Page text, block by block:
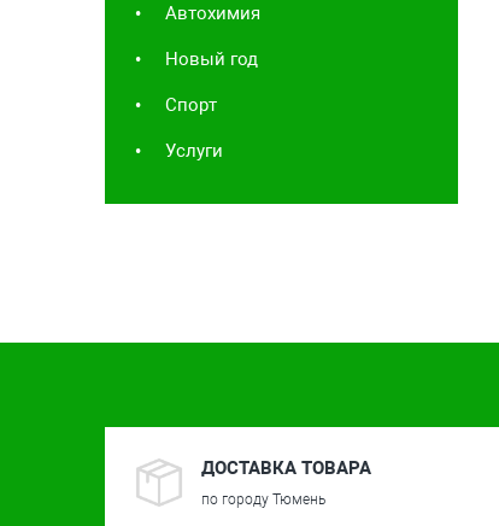
Автохимия
Новый год
Спорт
Услуги
ДОСТАВКА ТОВАРА
по городу Тюмень